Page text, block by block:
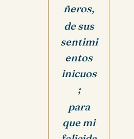
ñeros,
de sus
sentimi
entos
inicuos
;
para
que mi